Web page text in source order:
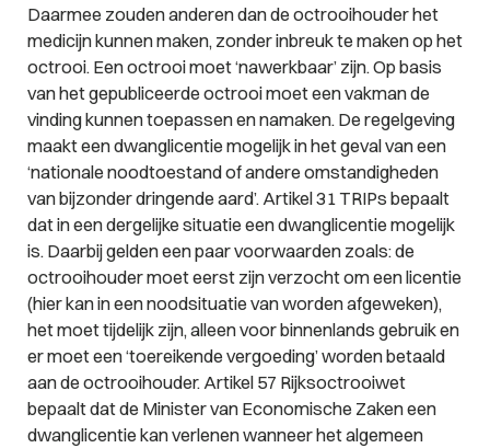
Daarmee zouden anderen dan de octrooihouder het
medicijn kunnen maken, zonder inbreuk te maken op het
octrooi. Een octrooi moet ‘nawerkbaar’ zijn. Op basis
van het gepubliceerde octrooi moet een vakman de
vinding kunnen toepassen en namaken. De regelgeving
maakt een dwanglicentie mogelijk in het geval van een
‘nationale noodtoestand of andere omstandigheden
van bijzonder dringende aard’. Artikel 31 TRIPs bepaalt
dat in een dergelijke situatie een dwanglicentie mogelijk
is. Daarbij gelden een paar voorwaarden zoals: de
octrooihouder moet eerst zijn verzocht om een licentie
(hier kan in een noodsituatie van worden afgeweken),
het moet tijdelijk zijn, alleen voor binnenlands gebruik en
er moet een ‘toereikende vergoeding’worden betaald
aan de octrooihouder. Artikel 57 Rijksoctrooiwet
bepaalt dat de Minister van Economische Zaken een
dwanglicentie kan verlenen wanneer het algemeen